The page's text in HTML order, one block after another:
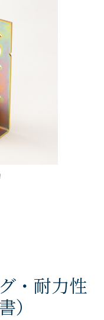
・耐力性
）